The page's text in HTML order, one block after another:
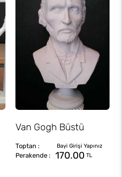
Van Gogh Büstü
170.00 TL